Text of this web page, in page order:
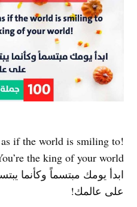
if the world is smiling to
the king of your world
ابدأ يومك مبتسماً وكأنما
على عالمك!